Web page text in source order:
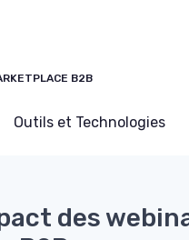
B2B
Outils et Technologies
des